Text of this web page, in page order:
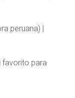
peruana) |